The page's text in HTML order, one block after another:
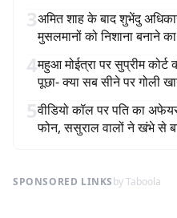
3अमित शाह के बाद शुभेंदु
मुसलमानों को निशाना बनाने
4महुआ मोईत्रा पर सुप्रीम
पूछा- क्या सब सीने पर गोली
5वीडियो कॉल पर पति का
फोन, ससुराल वालों ने खंभे से
SPONSORED LINKSby Taboola